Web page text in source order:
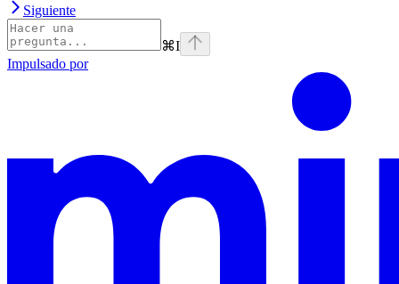
Siguiente
⌘I
Impulsado por